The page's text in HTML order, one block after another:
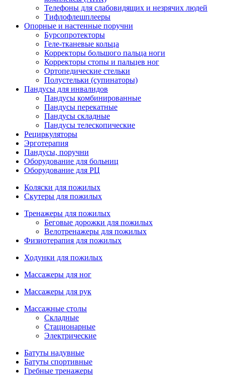
Телефоны для слабовидящих и незрячих людей
Тифлофлешплееры
Опорные и настенные поручни
Бурсопротекторы
Геле-тканевые кольца
Корректоры большого пальца ноги
Корректоры стопы и пальцев ног
Ортопедические стельки
Полустельки (супинаторы)
Пандусы для инвалидов
Пандусы комбинированные
Пандусы перекатные
Пандусы складные
Пандусы телескопические
Рециркуляторы
Эрготерапия
Пандусы, поручни
Оборудование для больниц
Оборудование для РЦ
Коляски для пожилых
Скутеры для пожилых
Тренажеры для пожилых
Беговые дорожки для пожилых
Велотренажеры для пожилых
Физиотерапия для пожилых
Ходунки для пожилых
Массажеры для ног
Массажеры для рук
Массажные столы
Складные
Стационарные
Электрические
Батуты надувные
Батуты спортивные
Гребные тренажеры